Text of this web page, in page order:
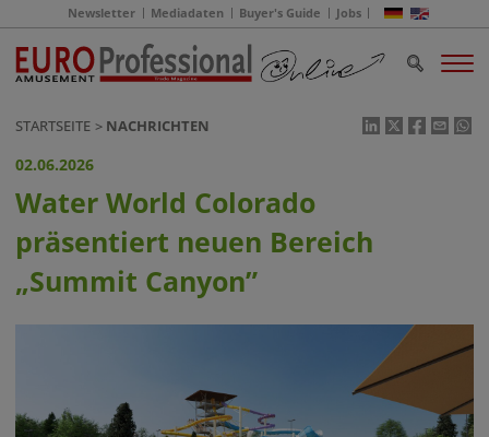
Newsletter Mediadaten Buyer's Guide Jobs
STARTSEITE NACHRICHTEN
02.06.2026
Water World Colorado
präsentiert neuen Bereich
„Summit Canyon”